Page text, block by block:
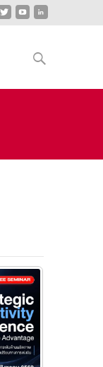
Search